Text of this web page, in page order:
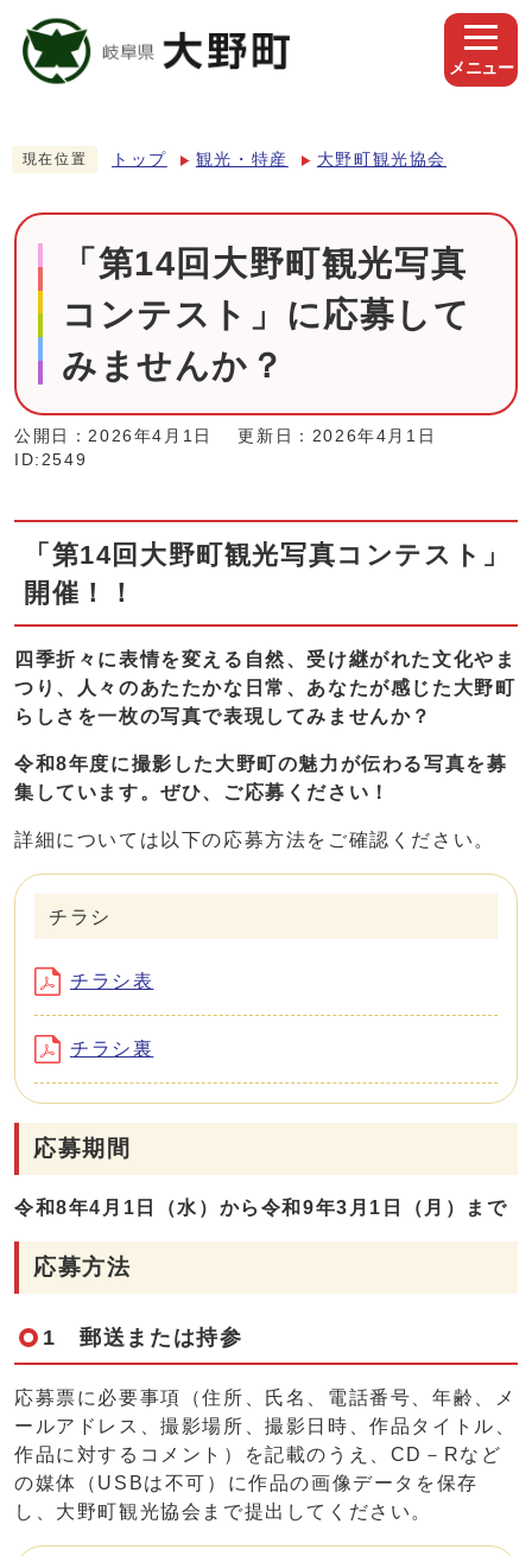
メニュー
現在位置 トップ 観光・特産 大野町観光協会
「第14回大野町観光写真
コンテスト」に応募して
みませんか？
公開日：2026年4月1日
更新日：2026年4月1日
ID:2549
「第14回大野町観光写真コンテスト」
開催！！
四季折々に表情を変える自然、受け継がれた文化やま
つり、人々のあたたかな日常、あなたが感じた大野町
らしさを一枚の写真で表現してみませんか？
令和8年度に撮影した大野町の魅力が伝わる写真を募
集しています。ぜひ、ご応募ください！
詳細については以下の応募方法をご確認ください。
チラシ
チラシ表
チラシ裏
応募期間
令和8年4月1日（水）から令和9年3月1日（月）まで
応募方法
1 郵送または持参
応募票に必要事項（住所、氏名、電話番号、年齢、メ
ールアドレス、撮影場所、撮影日時、作品タイトル、
作品に対するコメント）を記載のうえ、CD－Rなど
の媒体（USBは不可）に作品の画像データを保存
し、大野町観光協会まで提出してください。